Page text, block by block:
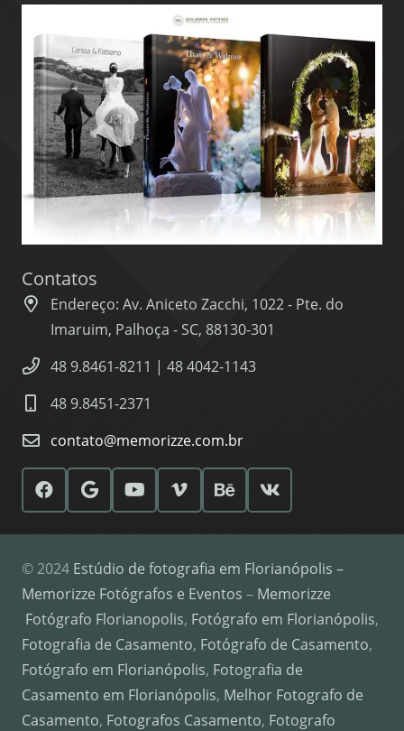
Contatos
Endereço: Av. Aniceto Zacchi, 1022 - Pte. do
Imaruim, Palhoça - SC, 88130-301
48 9.8461-8211 | 48 4042-1143
48 9.8451-2371
contato@memorizze.com.br
© 2024 Estúdio de fotografia em Florianópolis –
Memorizze Fotógrafos e Eventos – Memorizze
Fotógrafo Florianopolis, Fotógrafo em Florianópolis,
Fotografia de Casamento, Fotógrafo de Casamento,
Fotógrafo em Florianópolis, Fotografia de
Casamento em Florianópolis, Melhor Fotografo de
Casamento, Fotografos Casamento, Fotografo